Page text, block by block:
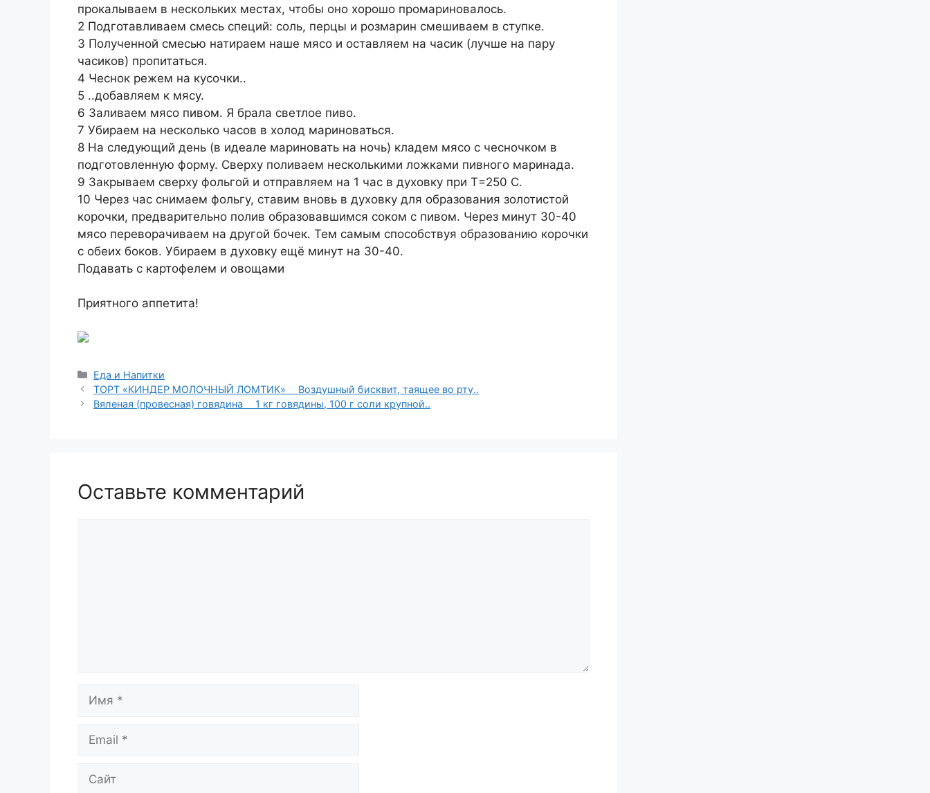
прокалываем в нескольких местах, чтобы оно хорошо промариновалось.
2 Подготавливаем смесь специй: соль, перцы и розмарин смешиваем в ступке.
3 Полученной смесью натираем наше мясо и оставляем на часик (лучше на пару
часиков) пропитаться.
4 Чеснок режем на кусочки..
5 ..добавляем к мясу.
6 Заливаем мясо пивом. Я брала светлое пиво.
7 Убираем на несколько часов в холод мариноваться.
8 На следующий день (в идеале мариновать на ночь) кладем мясо с чесночком в
подготовленную форму. Сверху поливаем несколькими ложками пивного маринада.
9 Закрываем сверху фольгой и отправляем на 1 час в духовку при Т=250 С.
10 Через час снимаем фольгу, ставим вновь в духовку для образования золотистой
корочки, предварительно полив образовавшимся соком с пивом. Через минут 30-40
мясо переворачиваем на другой бочек. Тем самым способствуя образованию корочки
с обеих боков. Убираем в духовку ещё минут на 30-40.
Подавать с картофелем и овощами
Приятного аппетита!
Рубрики
Еда и Напитки
ТОРТ «КИНДЕР МОЛОЧНЫЙ ЛОМТИК» ⠀ Воздушный бисквит, таящее во рту..
Вяленая (провесная) говядина ⠀ 1 кг говядины, 100 г соли крупной..
Оставьте комментарий